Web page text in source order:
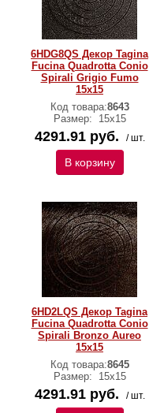
6HDG8QS Декор Tagina
Fucina Quadrotta Conio
Spirali Grigio Fumo
15x15
Код товара:8643
Размер:
15x15
4291.91 руб. / шт.
В корзину
6HD2LQS Декор Tagina
Fucina Quadrotta Conio
Spirali Bronzo Aureo
15x15
Код товара:8645
Размер:
15x15
4291.91 руб. / шт.